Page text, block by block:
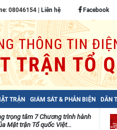
08046154 | Liên hệ Facebook
TRẬN GIÁM SÁT & PHẢN BIỆN DÂN
trọng tâm 7 Chương trình hành
Mặt trận Tổ quốc Việt...